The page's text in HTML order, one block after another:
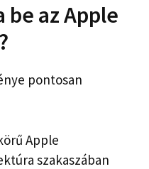
az Apple
pontosan
Apple
szakaszában